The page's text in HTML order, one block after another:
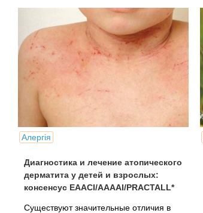
Алергія
Диагностика и лечение атопического
дерматита у детей и взрослых:
консенсус EAACI/AAAAI/PRACTALL*
Существуют значительные отличия в